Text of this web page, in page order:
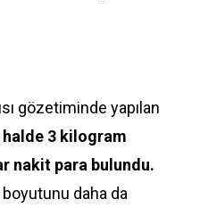
gözetiminde yapılan
3 kilogram
nakit para bulundu.
daha da